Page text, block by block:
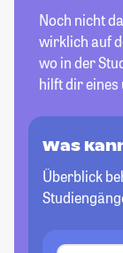
Noch nicht
wirklich auf
wo in der
hilft dir eines
Was
Überblick